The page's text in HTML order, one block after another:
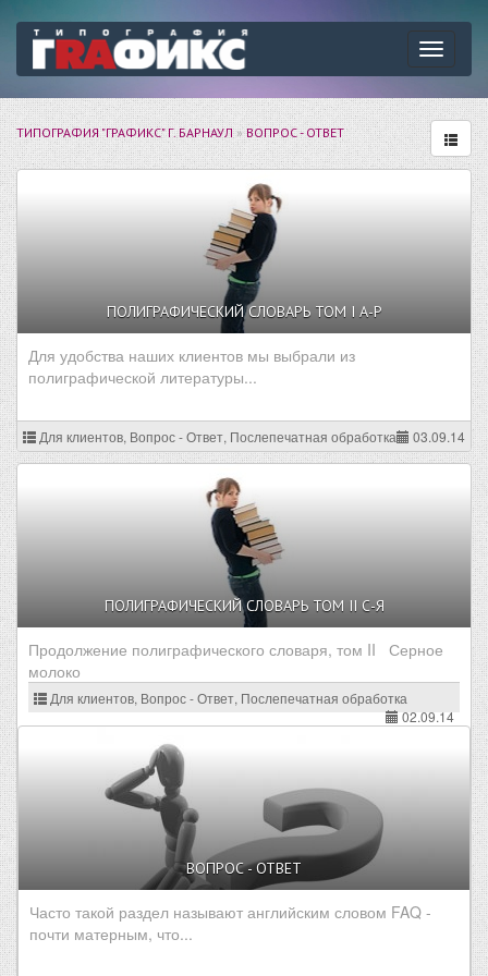
ТИПОГРАФИЯ "ГРАФИКС" Г. БАРНАУЛ»ВОПРОС - ОТВЕТ
ПОЛИГРАФИЧЕСКИЙ СЛОВАРЬ ТОМ I А-Р
Для удобства наших клиентов мы выбрали из
полиграфической литературы...
Для клиентов, Вопрос - Ответ, Послепечатная обработка 03.09.14
ПОЛИГРАФИЧЕСКИЙ СЛОВАРЬ ТОМ II С-Я
Продолжение полиграфического словаря, том II Серное
молоко
Для клиентов, Вопрос - Ответ, Послепечатная обработка
02.09.14
ВОПРОС - ОТВЕТ
Часто такой раздел называют английским словом FAQ -
почти матерным, что...